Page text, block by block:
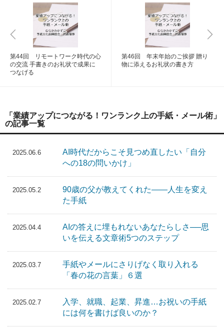
第44回 リモートワーク時代の心
の交流 手書きのお礼状で成果に
つなげる
第46回 年末年始のご挨拶 贈り
物に添えるお礼状の書き方
「業績アップにつながる！ワンランク上の手紙・メール術」
の記事一覧
2025.06.6
AI時代だからこそ見つめ直したい「自分
への18の問いかけ」
2025.05.2
90歳の父が教えてくれた――人生を変え
た手紙
2025.04.4
AIの答えに埋もれないあなたらしさ──思
いを伝える文章術5つのステップ
2025.03.7
手紙やメールにさりげなく取り入れる
「春の花の言葉」６選
2025.02.7
入学、就職、起業、昇進…お祝いの手紙
には何を書けば良いのか？